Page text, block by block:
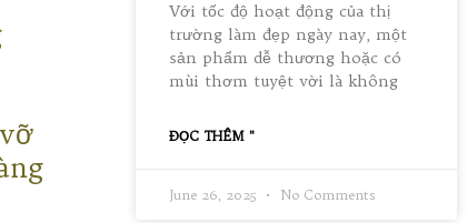
Với tốc độ hoạt động của thị
trường làm đẹp ngày nay, một
sản phẩm dễ thương hoặc có
mùi thơm tuyệt vời là không
ĐỌC THÊM "
June 26, 2025 No Comments